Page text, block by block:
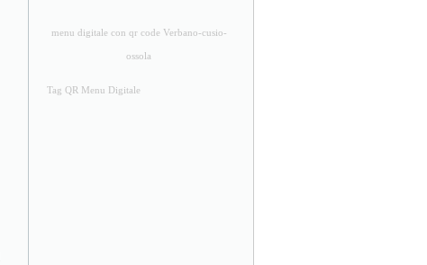
menu digitale con qr code Verbano-cusio-
ossola
Tag QR Menu Digitale